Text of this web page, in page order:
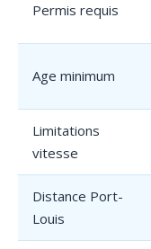
Permis requis
Age minimum
Limitations
vitesse
Distance Port-
Louis